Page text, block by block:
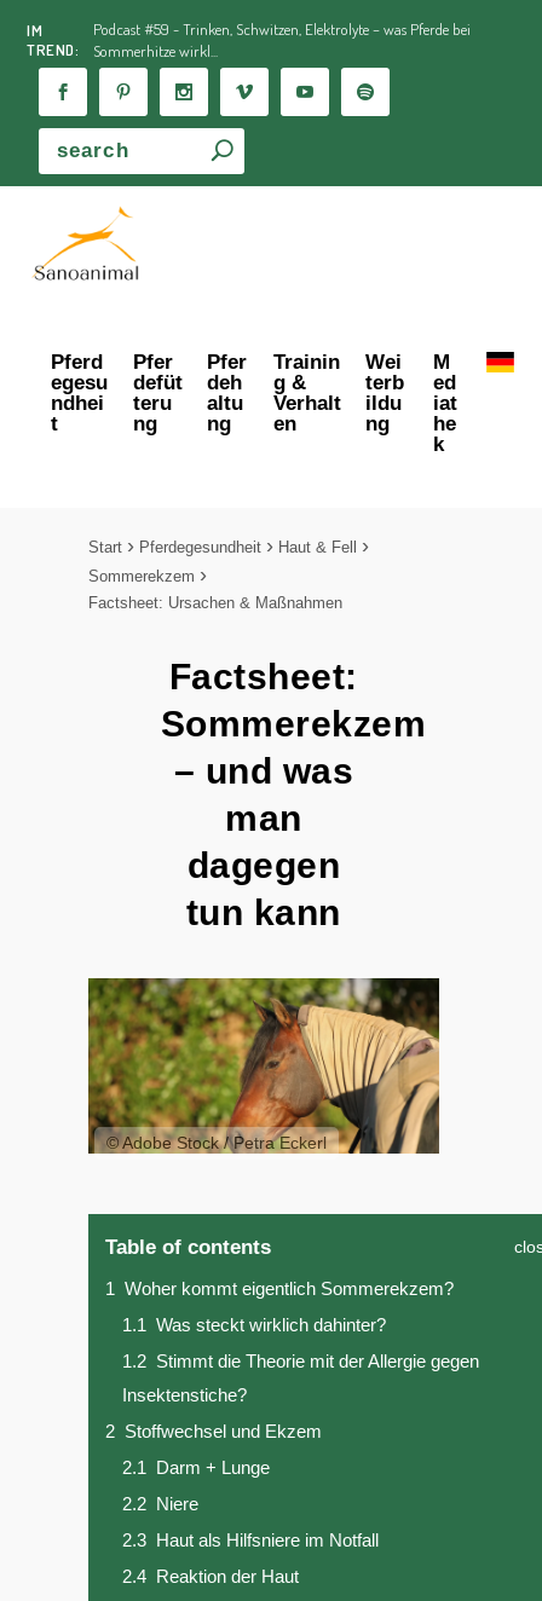
IM
TREND:
Podcast #59 - Trinken, Schwitzen, Elektrolyte – was Pferde bei
Sommerhitze wirkl...
Pferd
egesu
ndhei
t
Pfer
defüt
teru
ng
Pfer
deh
altu
ng
Trainin
g &
Verhalt
en
Wei
terb
ildu
ng
M
ed
iat
he
k
Start Pferdegesundheit
Haut & Fell
Sommerekzem
Factsheet: Ursachen & Maßnahmen
Factsheet:
Sommerekzem
– und was
man
dagegen
tun kann
© Adobe Stock / Petra Eckerl
Table of contents
1 Woher kommt eigentlich Sommerekzem?
1.1 Was steckt wirklich dahinter?
1.2 Stimmt die Theorie mit der Allergie gegen
Insektenstiche?
2 Stoffwechsel und Ekzem
2.1 Darm + Lunge
2.2 Niere
2.3 Haut als Hilfsniere im Notfall
2.4 Reaktion der Haut